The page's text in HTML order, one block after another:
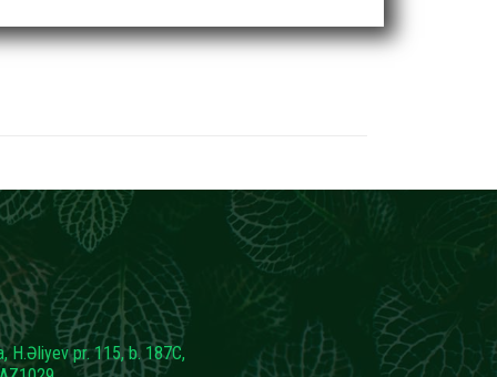
H.Əliyev pr. 115, b. 187C,